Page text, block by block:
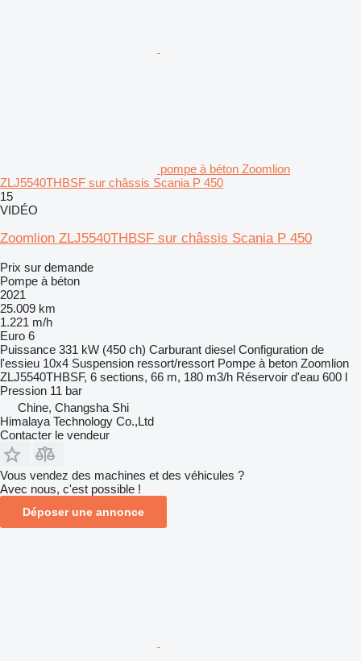
pompe à béton Zoomlion
ZLJ5540THBSF sur châssis Scania P 450
15
VIDÉO
Zoomlion ZLJ5540THBSF sur châssis Scania P 450
Prix sur demande
Pompe à béton
2021
25.009 km
1.221 m/h
Euro 6
Puissance 331 kW (450 ch) Carburant diesel Configuration de
l'essieu 10x4 Suspension ressort/ressort Pompe à beton Zoomlion
ZLJ5540THBSF, 6 sections, 66 m, 180 m3/h Réservoir d'eau 600 l
Pression 11 bar
Chine, Changsha Shi
Himalaya Technology Co.,Ltd
Contacter le vendeur
Vous vendez des machines et des véhicules ?
Avec nous, c'est possible !
Déposer une annonce